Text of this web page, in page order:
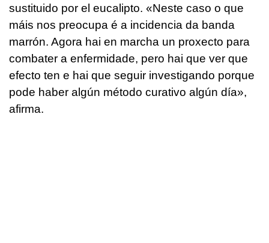
sustituido por el eucalipto. «Neste caso o que
máis nos preocupa é a incidencia da banda
marrón. Agora hai en marcha un proxecto para
combater a enfermidade, pero hai que ver que
efecto ten e hai que seguir investigando porque
pode haber algún método curativo algún día»,
afirma.